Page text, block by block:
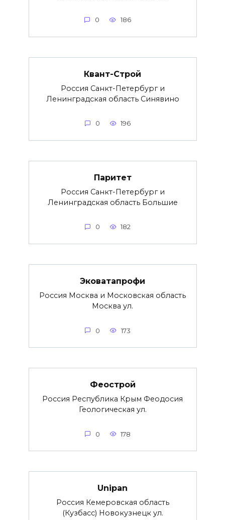
0 186
Квант-Строй
Россия Санкт-Петербург и
Ленинградская область Синявино
0 196
Паритет
Россия Санкт-Петербург и
Ленинградская область Большие
0 182
Эковатапрофи
Россия Москва и Московская область
Москва ул.
0 173
Феострой
Россия Республика Крым Феодосия
Геологическая ул.
0 178
Unipan
Россия Кемеровская область
(Кузбасс) Новокузнецк ул.